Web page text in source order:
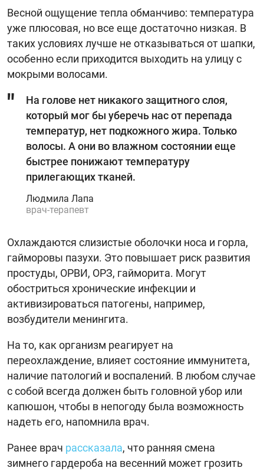
Весной ощущение тепла обманчиво: температура
уже плюсовая, но все еще достаточно низкая. В
таких условиях лучше не отказываться от шапки,
особенно если приходится выходить на улицу с
мокрыми волосами.
На голове нет никакого защитного слоя,
который мог бы уберечь нас от перепада
температур, нет подкожного жира. Только
волосы. А они во влажном состоянии еще
быстрее понижают температуру
прилегающих тканей.
Людмила Лапа
врач-терапевт
Охлаждаются слизистые оболочки носа и горла,
гайморовы пазухи. Это повышает риск развития
простуды, ОРВИ, ОРЗ, гайморита. Могут
обостриться хронические инфекции и
активизироваться патогены, например,
возбудители менингита.
На то, как организм реагирует на
переохлаждение, влияет состояние иммунитета,
наличие патологий и воспалений. В любом случае
с собой всегда должен быть головной убор или
капюшон, чтобы в непогоду была возможность
надеть его, напомнила врач.
Ранее врач рассказала, что ранняя смена
зимнего гардероба на весенний может грозить